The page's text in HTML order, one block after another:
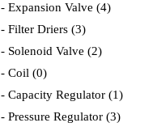
- Expansion Valve (4)
- Filter Driers (3)
- Solenoid Valve (2)
- Coil (0)
- Capacity Regulator (1)
- Pressure Regulator (3)